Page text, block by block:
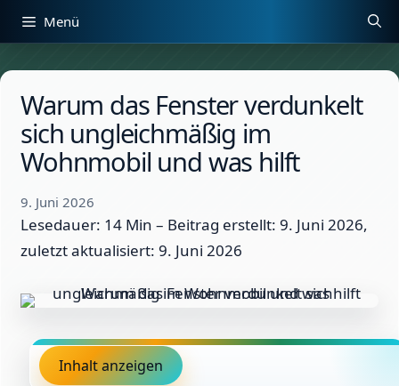
Zum
Inhalt
Menü
Warum das Fenster verdunkelt
sich ungleichmäßig im
Wohnmobil und was hilft
9. Juni 2026
Lesedauer: 14 Min – Beitrag erstellt: 9. Juni 2026,
zuletzt aktualisiert: 9. Juni 2026
Inhalt anzeigen